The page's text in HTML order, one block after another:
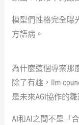
模型們性格完全曝
方語病。
為什麼這個專案那
除了有趣，llm-
是未來AGI協作的雛
AI和AI之間不是「